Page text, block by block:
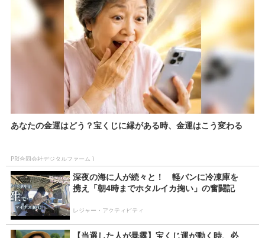
あなたの金運はどう？宝くじに縁がある時、金運はこう変わる
PR(合同会社デジタルファーム )
深夜の海に人が続々と！ 軽バンに冷凍庫を
携え「朝4時までホタルイカ掬い」の奮闘記
レジャー・アクティビティ
【当選した人が暴露】宝くじ運が動く時、必